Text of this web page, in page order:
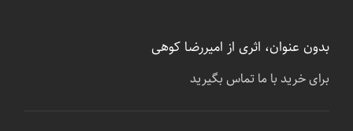
بدون عنوان، اثری از امیررضا کوهی
برای خرید با ما تماس بگیرید